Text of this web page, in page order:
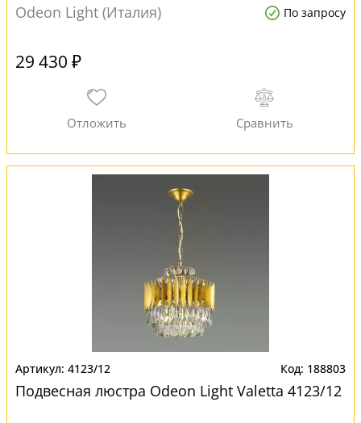
Odeon Light (Италия) По запросу
29 430 ₽
4123/12 188803
Подвесная люстра Odeon Light Valetta 4123/12